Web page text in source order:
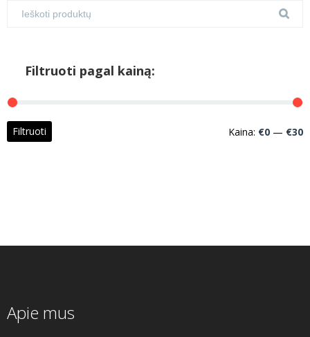
Filtruoti pagal kainą:
Filtruoti Kaina: €0 — €30
Apie mus